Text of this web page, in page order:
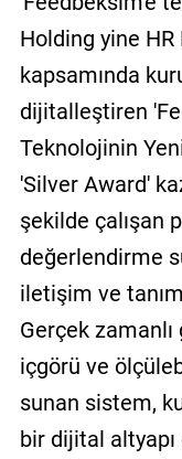
Holding yine
kapsamında
dijitalleştiren
Teknolojinin
'Silver Award'
şekilde çalışan
değerlendirme
iletişim ve
Gerçek
içgörü ve
sunan sistem,
bir dijital